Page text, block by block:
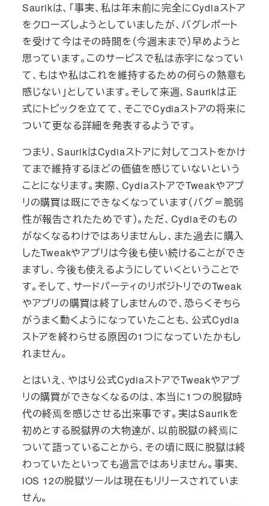
Saurikは、「事実、私は年末前に完全にCydiaストア
をクローズしようとしていましたが、バグレポート
を受けて今はその時間を（今週末まで）早めようと
思っています。このサービスで私は赤字になってい
て、もはや私はこれを維持するための何らの熱意も
感じない」としています。そして来週、Saurikは正
式にトピックを立てて、そこでCydiaストアの将来に
ついて更なる詳細を発表するようです。
つまり、SaurikはCydiaストアに対してコストをかけ
てまで維持するほどの価値を感じていないという
ことになります。実際、CydiaストアでTweakやアプ
リの購買は既にできなくなっています（バグ＝脆弱
性が報告されたためです）。ただ、Cydiaそのもの
がなくなるわけではありませんし、また過去に購入
したTweakやアプリは今後も使い続けることができ
ますし、今後も使えるようにしていくということで
す。そして、サードパーティのリポジトリでのTweak
やアプリの購買は終了しませんので、恐らくそちら
がうまく動くようになっていたことも、公式Cydia
ストアを終わらせる原因の1つになっていたかもし
れません。
とはいえ、やはり公式CydiaストアでTweakやアプ
リの購買ができなくなるのは、本当に1つの脱獄時
代の終焉を感じさせる出来事です。実はSaurikを
初めとする脱獄界の大物達が、以前脱獄の終焉に
ついて語っていることから、その頃に既に脱獄は終
わっていたといっても過言ではありません。事実、
iOS 12の脱獄ツールは現在もリリースされていま
せん。